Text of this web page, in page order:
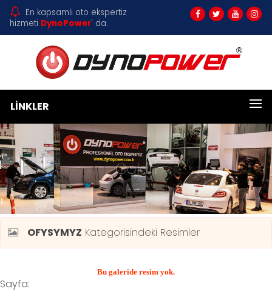
En kapsamlı oto ekspertiz
hizmeti DynoPower' da.
LINKLER
Galeri
OFYSYMYZ Kategorisindeki Resimler
Bu galeride resim yok.
Sayfa: